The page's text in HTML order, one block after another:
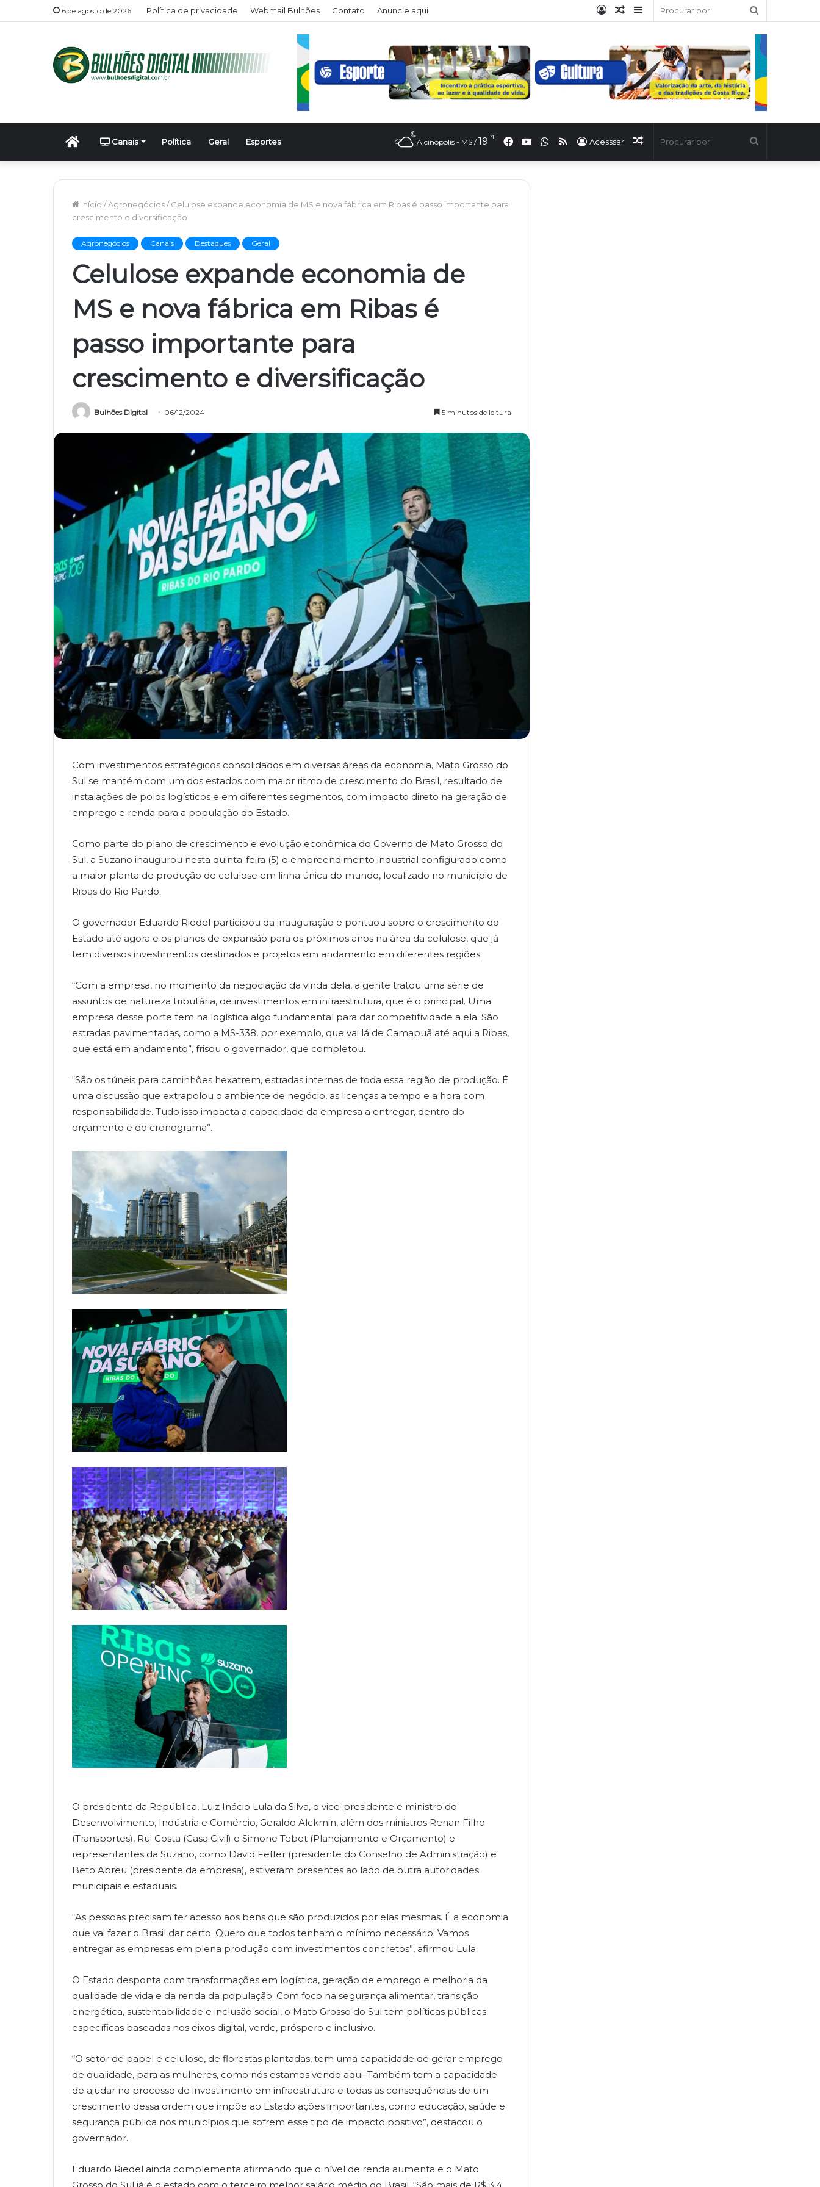
6 de agosto de 2026 Política de privacidade Webmail Bulhões Contato Anuncie aqui
por
Barra
Artigo
Entrar
Início Canais Política Geral Esportes Artigo
Acesssar
RSS
WhatsApp
YouTube
Facebook
Alcinópolis - MS / 19 ℃
Início /Agronegócios/ Celulose expande economia de MS e nova fábrica em Ribas é passo importante para
crescimento e diversificação
Agronegócios Canais Destaques Geral
Celulose expande economia de
MS e nova fábrica em Ribas é
passo importante para
crescimento e diversificação
Bulhões Digital 06/12/2024 5 minutos de leitura
Com investimentos estratégicos consolidados em diversas áreas da economia, Mato Grosso do
Sul se mantém com um dos estados com maior ritmo de crescimento do Brasil, resultado de
instalações de polos logísticos e em diferentes segmentos, com impacto direto na geração de
emprego e renda para a população do Estado.
Como parte do plano de crescimento e evolução econômica do Governo de Mato Grosso do
Sul, a Suzano inaugurou nesta quinta-feira (5) o empreendimento industrial configurado como
a maior planta de produção de celulose em linha única do mundo, localizado no município de
Ribas do Rio Pardo.
O governador Eduardo Riedel participou da inauguração e pontuou sobre o crescimento do
Estado até agora e os planos de expansão para os próximos anos na área da celulose, que já
tem diversos investimentos destinados e projetos em andamento em diferentes regiões.
“Com a empresa, no momento da negociação da vinda dela, a gente tratou uma série de
assuntos de natureza tributária, de investimentos em infraestrutura, que é o principal. Uma
empresa desse porte tem na logística algo fundamental para dar competitividade a ela. São
estradas pavimentadas, como a MS-338, por exemplo, que vai lá de Camapuã até aqui a Ribas,
que está em andamento”, frisou o governador, que completou.
“São os túneis para caminhões hexatrem, estradas internas de toda essa região de produção. É
uma discussão que extrapolou o ambiente de negócio, as licenças a tempo e a hora com
responsabilidade. Tudo isso impacta a capacidade da empresa a entregar, dentro do
orçamento e do cronograma”.
O presidente da República, Luiz Inácio Lula da Silva, o vice-presidente e ministro do
Desenvolvimento, Indústria e Comércio, Geraldo Alckmin, além dos ministros Renan Filho
(Transportes), Rui Costa (Casa Civil) e Simone Tebet (Planejamento e Orçamento) e
representantes da Suzano, como David Feffer (presidente do Conselho de Administração) e
Beto Abreu (presidente da empresa), estiveram presentes ao lado de outra autoridades
municipais e estaduais.
“As pessoas precisam ter acesso aos bens que são produzidos por elas mesmas. É a economia
que vai fazer o Brasil dar certo. Quero que todos tenham o mínimo necessário. Vamos
entregar as empresas em plena produção com investimentos concretos”, afirmou Lula.
O Estado desponta com transformações em logística, geração de emprego e melhoria da
qualidade de vida e da renda da população. Com foco na segurança alimentar, transição
energética, sustentabilidade e inclusão social, o Mato Grosso do Sul tem políticas públicas
específicas baseadas nos eixos digital, verde, próspero e inclusivo.
“O setor de papel e celulose, de florestas plantadas, tem uma capacidade de gerar emprego
de qualidade, para as mulheres, como nós estamos vendo aqui. Também tem a capacidade
de ajudar no processo de investimento em infraestrutura e todas as consequências de um
crescimento dessa ordem que impõe ao Estado ações importantes, como educação, saúde e
segurança pública nos municípios que sofrem esse tipo de impacto positivo”, destacou o
governador.
Eduardo Riedel ainda complementa afirmando que o nível de renda aumenta e o Mato